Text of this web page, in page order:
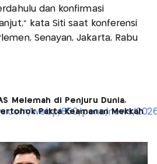
dan konfirmasi
kata Siti saat konferensi
Senayan, Jakarta, Rabu
Melemah di Penjuru Dunia,
Pakta Keamanan Mekkah